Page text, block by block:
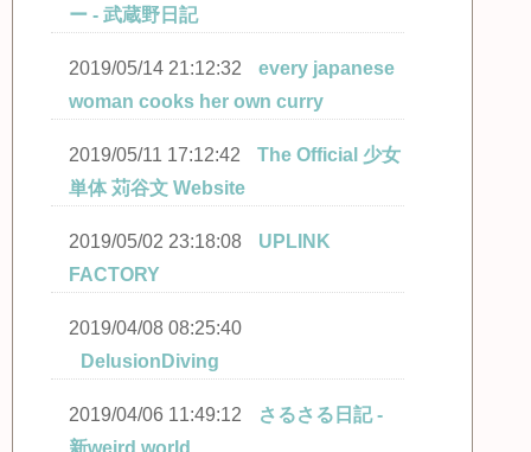
ー - 武蔵野日記
2019/05/14 21:12:32
every japanese
woman cooks her own curry
2019/05/11 17:12:42
The Official 少女
単体 苅谷文 Website
2019/05/02 23:18:08
UPLINK
FACTORY
2019/04/08 08:25:40
DelusionDiving
2019/04/06 11:49:12
さるさる日記 -
新weird world